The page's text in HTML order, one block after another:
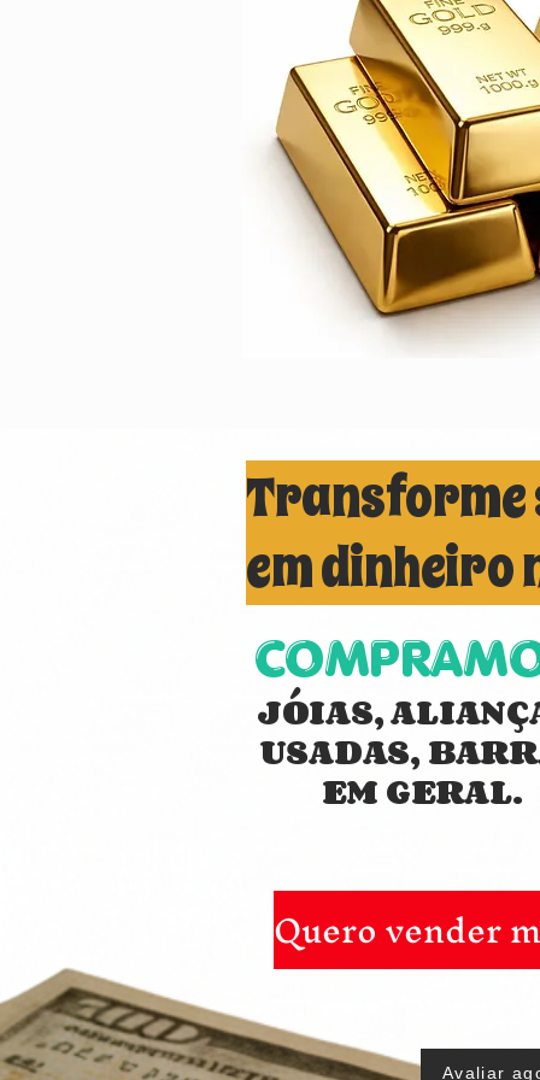
Transforme
em dinheiro
JÓIAS,
USADAS,
EM GERAL.
Quero vender
Avaliar